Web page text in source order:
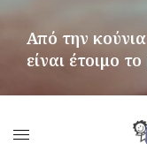
Από την
είναι έτοιμο